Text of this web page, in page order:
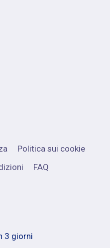
Politica sui cookie
FAQ
3 giorni